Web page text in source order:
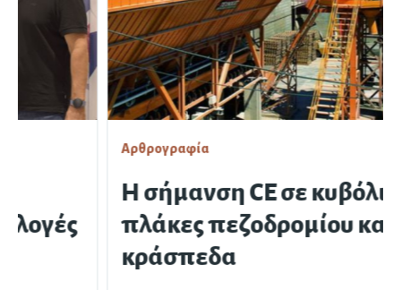
Η σήµανση CE σε κυβόλιθους,
πλάκες πεζοδροµίου και
κράσπεδα